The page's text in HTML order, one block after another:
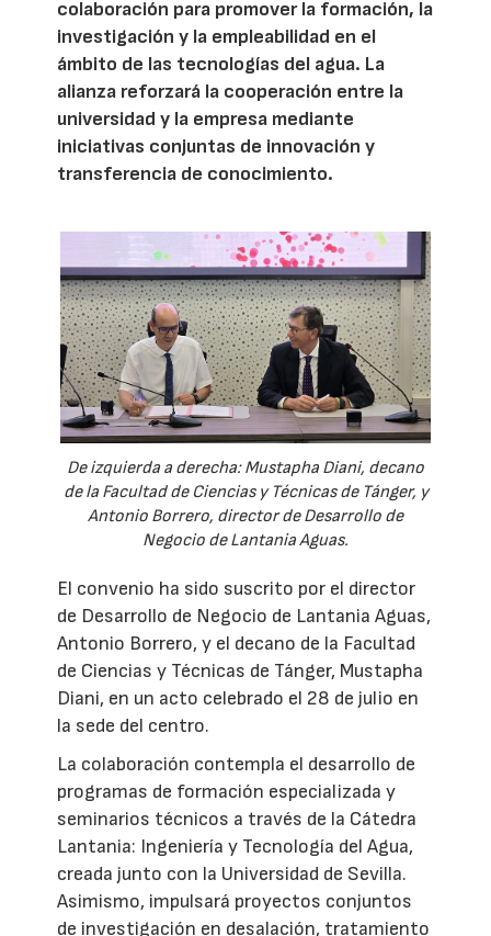
colaboración para promover la formación, la
investigación y la empleabilidad en el
ámbito de las tecnologías del agua. La
alianza reforzará la cooperación entre la
universidad y la empresa mediante
iniciativas conjuntas de innovación y
transferencia de conocimiento.
De izquierda a derecha: Mustapha Diani, decano
de la Facultad de Ciencias y Técnicas de Tánger, y
Antonio Borrero, director de Desarrollo de
Negocio de Lantania Aguas.
El convenio ha sido suscrito por el director
de Desarrollo de Negocio de Lantania Aguas,
Antonio Borrero, y el decano de la Facultad
de Ciencias y Técnicas de Tánger, Mustapha
Diani, en un acto celebrado el 28 de julio en
la sede del centro.
La colaboración contempla el desarrollo de
programas de formación especializada y
seminarios técnicos a través de la Cátedra
Lantania: Ingeniería y Tecnología del Agua,
creada junto con la Universidad de Sevilla.
Asimismo, impulsará proyectos conjuntos
de investigación en desalación, tratamiento